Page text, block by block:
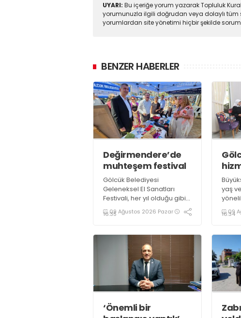
UYARI: Bu içeriğe yorum yazarak Topluluk
yorumunuzla ilgili doğrudan veya dolaylı tüm
yorumlardan site yönetimi hiçbir şekilde
BENZER HABERLER
Değirmendere’de
muhteşem festival
Gölcük Belediyesi
Geleneksel El Sanatları
Festivali, her yıl olduğu gibi
bu yıl da göz nuru binlerce
ürün ve el emeği ustası
boyunca Değirmendere
İskele meydanında
gerçekleştirildi
09 Ağustos 2026 Pazar
16:35
yaş
09
16:34
‘Önemli bir